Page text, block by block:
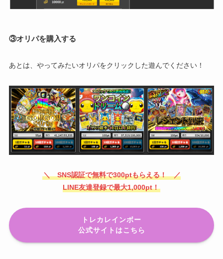
③オリパを購入する
あとは、やってみたいオリパをクリックした遊んでください！
＼ SNS認証で無料で300ptもらえる！ ／
LINE友達登録で最大1,000pt！
トレカレインボー
公式サイトはこちら